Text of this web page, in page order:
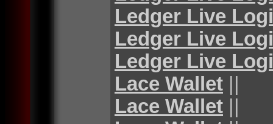
Ledger Live
Ledger Live
Ledger Live
Lace Wallet ||
Lace Wallet ||